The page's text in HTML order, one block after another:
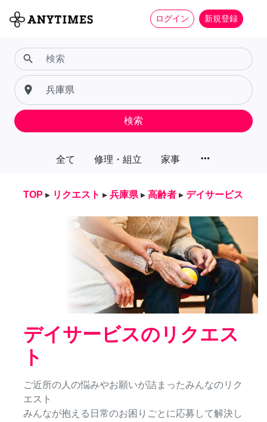
ログイン 新規登録
全て 修理・組立 家事 more_horiz
search
place
検索
TOP ▸ リクエスト ▸ 兵庫県 ▸ 高齢者 ▸ デイサービス
デイサービスのリクエス
ト
ご近所の人の悩みやお願いが詰まったみんなのリク
エスト
みんなが抱える日常のお困りごとに応募して解決し